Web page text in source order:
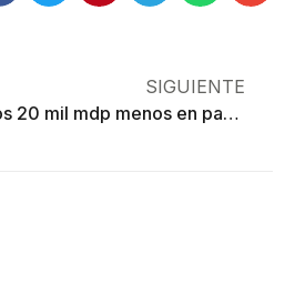
SIGUIENTE
Invierten mexicanos 20 mil mdp menos en papá que en mamá